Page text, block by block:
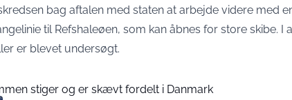
bag aftalen med staten at arbejde videre med
til Refshaleøen, som kan åbnes for store skibe. I
er blevet undersøgt.
stiger og er skævt fordelt i Danmark